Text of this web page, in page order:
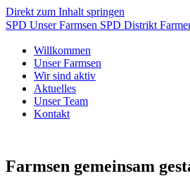
Direkt zum Inhalt springen
SPD Unser Farmsen SPD Distrikt
Willkommen
Unser Farmsen
Wir sind aktiv
Aktuelles
Unser Team
Kontakt
Farmsen gemeinsam